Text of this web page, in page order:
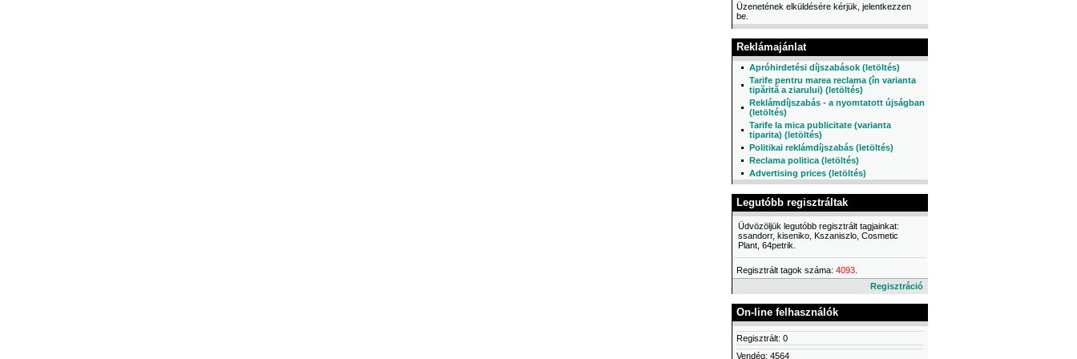
Üzenetének elküldésére kérjük, jelentkezzen
be.
Reklámajánlat
Apróhirdetési díjszabások (letöltés)
Tarife pentru marea reclama (în varianta
tipărită a ziarului) (letöltés)
Reklámdíjszabás - a nyomtatott újságban
(letöltés)
Tarife la mica publicitate (varianta
tiparita) (letöltés)
Politikai reklámdíjszabás (letöltés)
Reclama politica (letöltés)
Advertising prices (letöltés)
Legutóbb regisztráltak
Üdvözöljük legutóbb regisztrált tagjainkat:
ssandorr, kiseniko, Kszaniszlo, Cosmetic
Plant, 64petrik.
Regisztrált tagok száma: 4093
Regisztráció
On-line felhasználók
Regisztrált: 0
Vendég: 4564